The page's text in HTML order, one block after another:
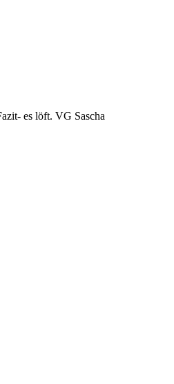
es löft. VG Sascha